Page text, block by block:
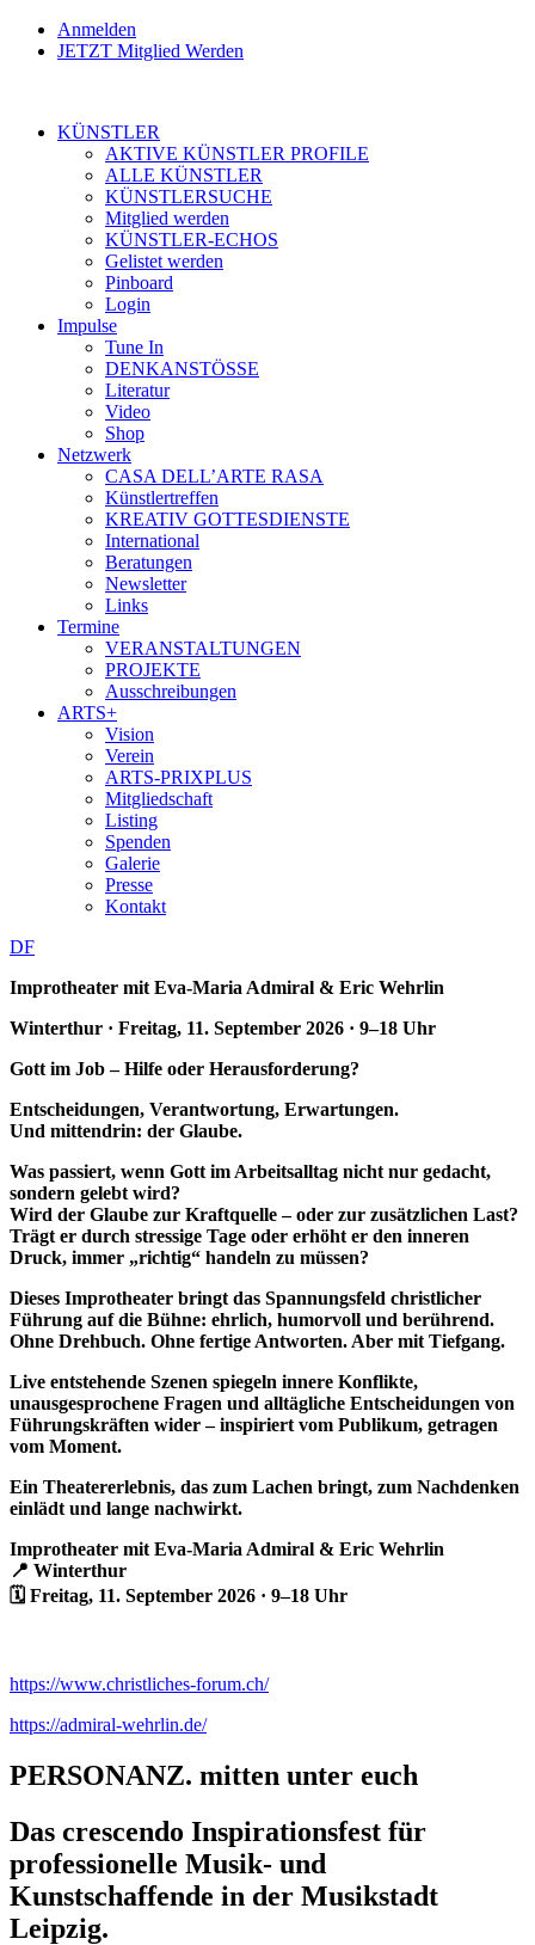
Anmelden
JETZT Mitglied Werden
KÜNSTLER
AKTIVE KÜNSTLER PROFILE
ALLE KÜNSTLER
KÜNSTLERSUCHE
Mitglied werden
KÜNSTLER-ECHOS
Gelistet werden
Pinboard
Login
Impulse
Tune In
DENKANSTÖSSE
Literatur
Video
Shop
Netzwerk
CASA DELL’ARTE RASA
Künstlertreffen
KREATIV GOTTESDIENSTE
International
Beratungen
Newsletter
Links
Termine
VERANSTALTUNGEN
PROJEKTE
Ausschreibungen
ARTS+
Vision
Verein
ARTS-PRIXPLUS
Mitgliedschaft
Listing
Spenden
Galerie
Presse
Kontakt
DF
Improtheater mit Eva-Maria Admiral & Eric Wehrlin
Winterthur · Freitag, 11. September 2026 · 9–18 Uhr
Gott im Job – Hilfe oder Herausforderung?
Entscheidungen, Verantwortung, Erwartungen.
Und mittendrin: der Glaube.
Was passiert, wenn Gott im Arbeitsalltag nicht nur gedacht,
sondern gelebt wird?
Wird der Glaube zur Kraftquelle – oder zur zusätzlichen Last?
Trägt er durch stressige Tage oder erhöht er den inneren
Druck, immer „richtig“ handeln zu müssen?
Dieses Improtheater bringt das Spannungsfeld christlicher
Führung auf die Bühne: ehrlich, humorvoll und berührend.
Ohne Drehbuch. Ohne fertige Antworten. Aber mit Tiefgang.
Live entstehende Szenen spiegeln innere Konflikte,
unausgesprochene Fragen und alltägliche Entscheidungen von
Führungskräften wider – inspiriert vom Publikum, getragen
vom Moment.
Ein Theatererlebnis, das zum Lachen bringt, zum Nachdenken
einlädt und lange nachwirkt.
Improtheater mit Eva-Maria Admiral & Eric Wehrlin
📍 Winterthur
🗓 Freitag, 11. September 2026 · 9–18 Uhr
https://www.christliches-forum.ch/
https://admiral-wehrlin.de/
PERSONANZ. mitten unter euch
Das crescendo Inspirationsfest für
professionelle Musik- und
Kunstschaffende in der Musikstadt
Leipzig.